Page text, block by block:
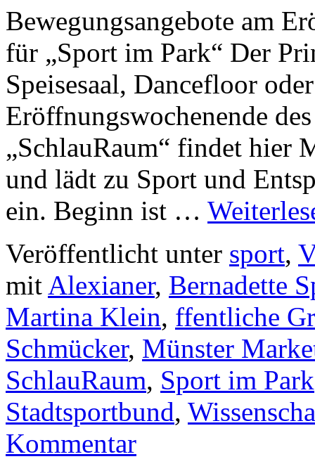
Bewegungsangebote am
für „Sport im Park“ Der
Speisesaal, Dancefloor
Eröffnungswochenende
„SchlauRaum“ findet hier
und lädt zu Sport und
ein. Beginn ist …
Veröffentlicht unter sport,
mit Alexianer, Bernadette
Martina Klein, ffentliche
Schmücker, Münster
SchlauRaum, Sport im Park
Stadtsportbund,
Kommentar